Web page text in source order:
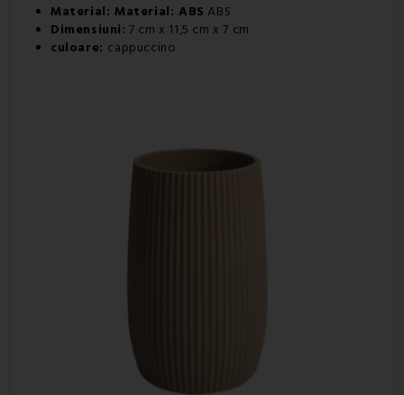
Material: Material: ABS ABS
Dimensiuni: 7 cm x 11,5 cm x 7 cm
culoare: cappuccino